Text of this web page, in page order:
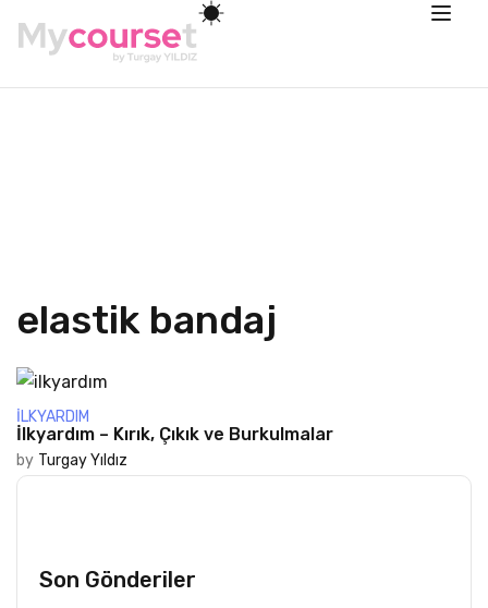
elastik bandaj
İLKYARDIM
İlkyardım – Kırık, Çıkık ve Burkulmalar
by Turgay Yıldız
Son Gönderiler